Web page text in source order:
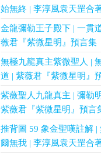
始無終 | 李淳風袁天罡合
金龍彌勒王子殿下 | 一貫
薇君『紫微星明』預言集
無極九龍真主紫微聖人 |
道 | 紫薇君『紫微星明』
紫薇聖人九龍真主 | 彌勒
紫薇君『紫微星明』預言
推背圖 59 象金聖嘆註解 |
爾無我 | 李淳風袁天罡合